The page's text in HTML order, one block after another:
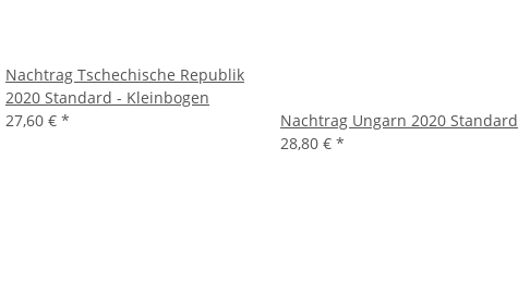
Nachtrag Tschechische Republik
2020 Standard - Kleinbogen
27,60 € *
Nachtrag Ungarn 2020 Standard
28,80 € *